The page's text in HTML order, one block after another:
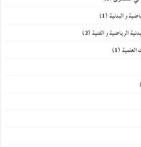
و البدنية (1)
الرياضية و الفنية (2)
(1)